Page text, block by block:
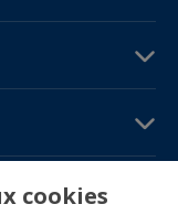
cookies